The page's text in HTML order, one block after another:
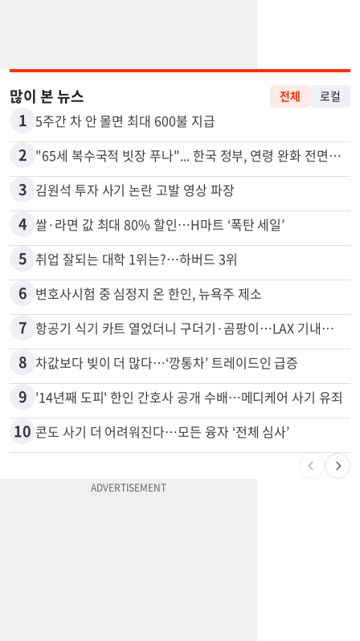
많이 본 뉴스 전체 로컬
1 5주간 차 안 몰면 최대 600불 지급
2 "65세 복수국적 빗장 푸나"... 한국 정부, 연령 완화 전면 추진
3 김원석 투자 사기 논란 고발 영상 파장
4 쌀·라면 값 최대 80% 할인…H마트 ‘폭탄 세일’
5 취업 잘되는 대학 1위는?…하버드 3위
6 변호사시험 중 심정지 온 한인, 뉴욕주 제소
7 항공기 식기 카트 열었더니 구더기·곰팡이…LAX 기내식 업체 논란
8 차값보다 빚이 더 많다…‘깡통차’ 트레이드인 급증
9 '14년째 도피' 한인 간호사 공개 수배…메디케어 사기 유죄
10 콘도 사기 더 어려워진다…모든 융자 ‘전체 심사’